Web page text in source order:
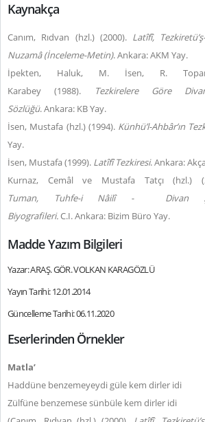
Kaynakça
Canım, Rıdvan (hzl.) (2000). Latîfî,
Nuzamâ (İnceleme-Metin). Ankara: AKM Yay.
İpekten, Haluk, M. İsen, R.
Karabey (1988).
Tezkirelere Göre
Sözlüğü. Ankara: KB Yay.
İsen, Mustafa (hzl.) (1994). Künhü’l-Ahbâr’ın
Yay.
İsen, Mustafa (1999). Latîfî Tezkiresi. Ankara:
Kurnaz, Cemâl ve Mustafa Tatçı (hzl.)
Tuman,
Tuhfe-i Nâilî -
Divan
Biyografileri.C.I.Ankara: Bizim Büro Yay.
Madde Yazım Bilgileri
Yazar: ARAŞ. GÖR. VOLKAN KARAGÖZLÜ
Yayın Tarihi: 12.01.2014
Güncelleme Tarihi: 06.11.2020
Eserlerinden Örnekler
Matla’
Haddüne benzemeyeydi güle kem dirler idi
Zülfüne benzemese sünbüle kem dirler idi